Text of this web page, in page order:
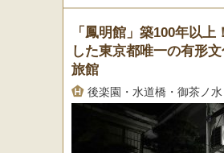
「鳳明館」築100年以上
した東京都唯一の有形
旅館
後楽園・水道橋・御茶ノ水